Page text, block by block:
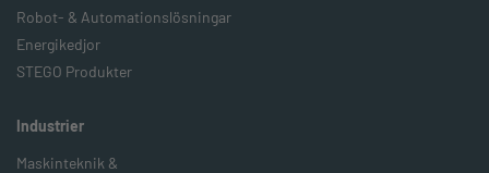
Robot- & Automationslösningar
Energikedjor
STEGO Produkter
Industrier
Maskinteknik &